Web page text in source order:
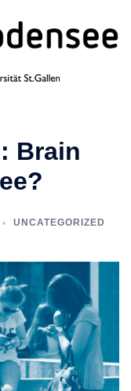
Brain
UNCATEGORIZED